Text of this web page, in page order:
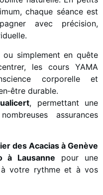
chaque séance est
avec précision,
simplement en quête
les cours YAMA
corporelle et
durable.
, permettant une
assurances
des Acacias à Genève
à Lausanne pour une
votre rythme et à vos